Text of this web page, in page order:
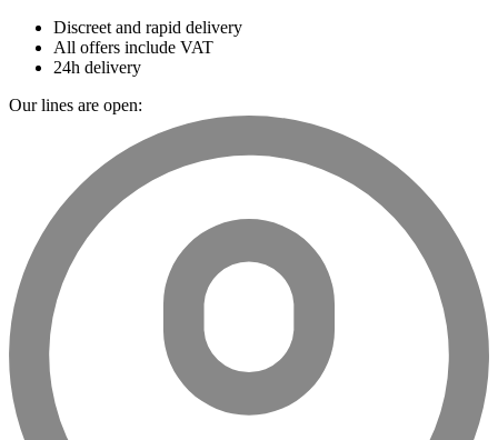
Discreet and rapid delivery
All offers include VAT
24h delivery
Our lines are open: